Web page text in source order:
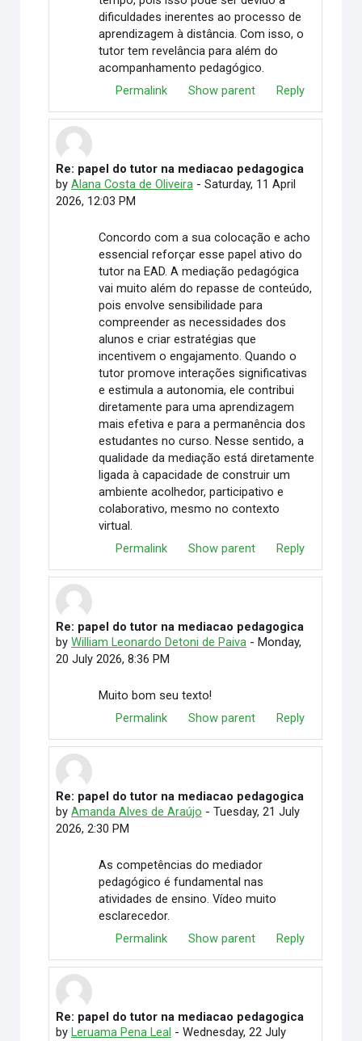
dificuldades inerentes ao processo de
aprendizagem à distância. Com isso, o
tutor tem revelância para além do
acompanhamento pedagógico.
Permalink
Show parent Reply
In reply to Elimar Martino
Re: papel do tutor na mediacao pedagogica
by Alana Costa de Oliveira- Saturday, 11 April
2026, 12:03 PM
Concordo com a sua colocação e acho
essencial reforçar esse papel ativo do
tutor na EAD. A mediação pedagógica
vai muito além do repasse de conteúdo,
pois envolve sensibilidade para
compreender as necessidades dos
alunos e criar estratégias que
incentivem o engajamento. Quando o
tutor promove interações significativas
e estimula a autonomia, ele contribui
diretamente para uma aprendizagem
mais efetiva e para a permanência dos
estudantes no curso. Nesse sentido, a
qualidade da mediação está diretamente
ligada à capacidade de construir um
ambiente acolhedor, participativo e
colaborativo, mesmo no contexto
virtual.
Permalink
Show parent Reply
In reply to Elimar Martino
Re: papel do tutor na mediacao pedagogica
by William Leonardo Detoni de Paiva- Monday,
20 July 2026, 8:36 PM
Muito bom seu texto!
Permalink
Show parent Reply
In reply to Elimar Martino
Re: papel do tutor na mediacao pedagogica
by Amanda Alves de Araújo - Tuesday, 21 July
2026, 2:30 PM
As competências do mediador
pedagógico é fundamental nas
atividades de ensino. Vídeo muito
esclarecedor.
Permalink
Show parent Reply
In reply to Elimar Martino
Re: papel do tutor na mediacao pedagogica
by Leruama Pena Leal - Wednesday, 22 July